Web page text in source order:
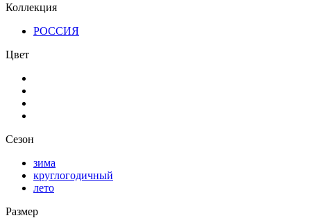
Коллекция
РОССИЯ
Цвет
Сезон
зима
круглогодичный
лето
Размер